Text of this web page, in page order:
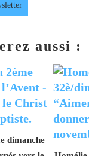
aussi :
dimanche